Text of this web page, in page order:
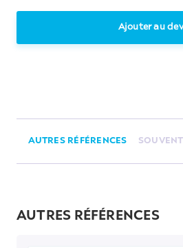
Ajouter au
AUTRES RÉFÉRENCES
AUTRES RÉFÉRENCES